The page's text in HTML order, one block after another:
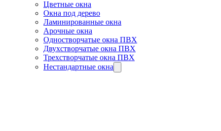
Цветные окна
Окна под дерево
Ламинированные окна
Арочные окна
Одностворчатые окна ПВХ
Двухстворчатые окна ПВХ
Трехстворчатые окна ПВХ
Нестандартные окна